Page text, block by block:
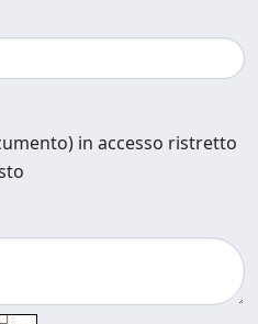
in accesso ristretto